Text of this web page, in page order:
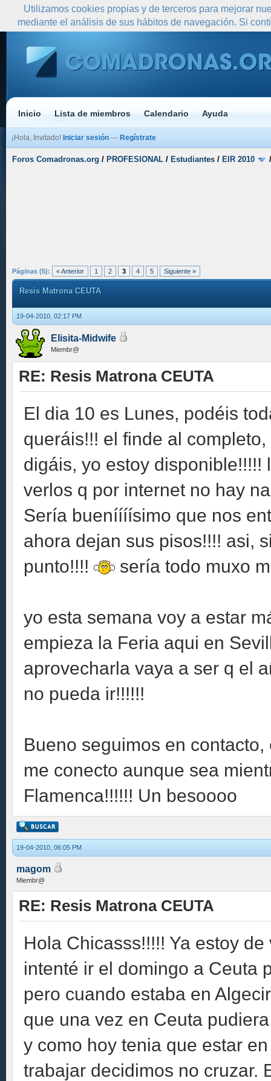
Inicio Lista de miembros Calendario Ayuda
¡Hola, Invitado! Iniciar sesión — Regístrate
Foros Comadronas.org / PROFESIONAL / Estudiantes / EIR 2010
Páginas (5): « Anterior 1 2 3 4 5 Siguiente »
Resis Matrona CEUTA
19-04-2010, 02:17 PM
Elisita-Midwife
Miembr@
RE: Resis Matrona CEUTA
El dia 10 es Lunes, podéis
queráis!!! el finde al
digáis, yo estoy
verlos q por internet no hay
Sería bueníííísimo que nos
ahora dejan sus pisos!!!! asi,
punto!!!!
sería todo muxo
yo esta semana voy a estar
empieza la Feria aqui en
aprovecharla vaya a ser q el
no pueda ir!!!!!!
Bueno seguimos en
me conecto aunque sea
Flamenca!!!!!! Un besoooo
19-04-2010, 06:05 PM
magom
Miembr@
RE: Resis Matrona CEUTA
Hola Chicasss!!!!! Ya estoy
intenté ir el domingo a Ceuta
pero cuando estaba en
que una vez en Ceuta
y como hoy tenia que estar
trabajar decidimos no cruzar.
Utilizamos cookies propias y de terceros para mejorar
mediante el análisis de sus hábitos de navegación. Si